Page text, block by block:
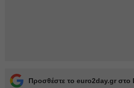
Προσθέστε το euro2day.gr στο